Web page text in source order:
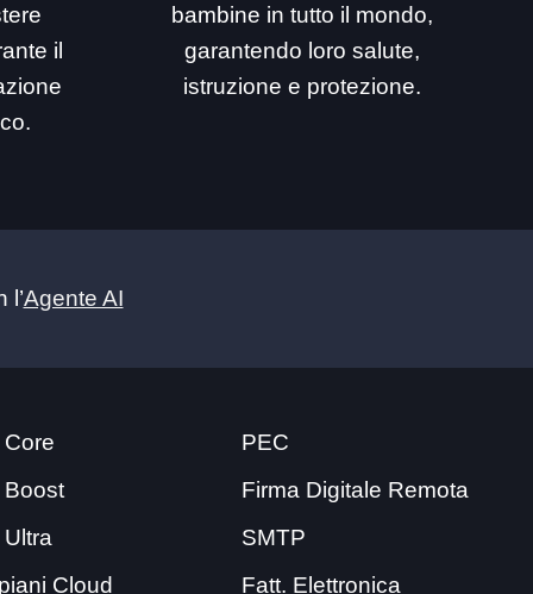
il
bambine in tutto il mondo,
garantendo loro salute,
istruzione e protezione.
l’Agente AI
Cloud
PEC
Firma Digitale Remota
SMTP
Fatt. Elettronica